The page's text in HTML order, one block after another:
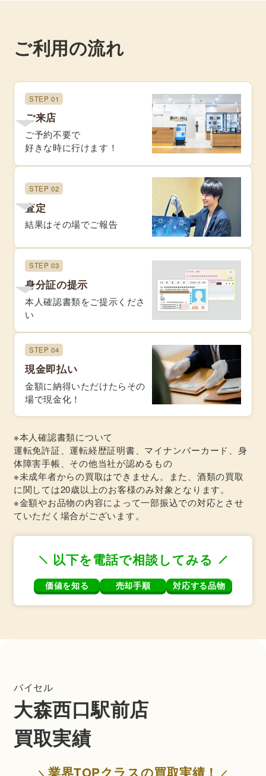
ご利用の流れ
STEP 01
ご来店
ご予約不要で
好きな時に行けます！
STEP 02
査定
結果はその場でご報告
STEP 03
身分証の提示
本人確認書類をご提示くださ
い
STEP 04
現金即払い
金額に納得いただけたらその
場で現金化！
※本人確認書類について
運転免許証、運転経歴証明書、マイナンバーカード、身
体障害手帳、その他当社が認めるもの
※未成年者からの買取はできません。また、酒類の買取
に関しては20歳以上のお客様のみ対象となります。
※金額やお品物の内容によって一部振込での対応とさせ
ていただく場合がございます。
以下を電話で相談してみる
価値を知る 売却手順 対応する品物
バイセル
大森西口駅前店
買取実績
業界TOPクラスの買取実績！